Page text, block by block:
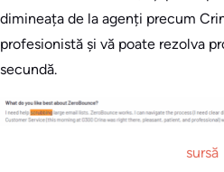
dimineața de la agenți precum
profesionistă și vă poate rezolva
secundă.
sursă